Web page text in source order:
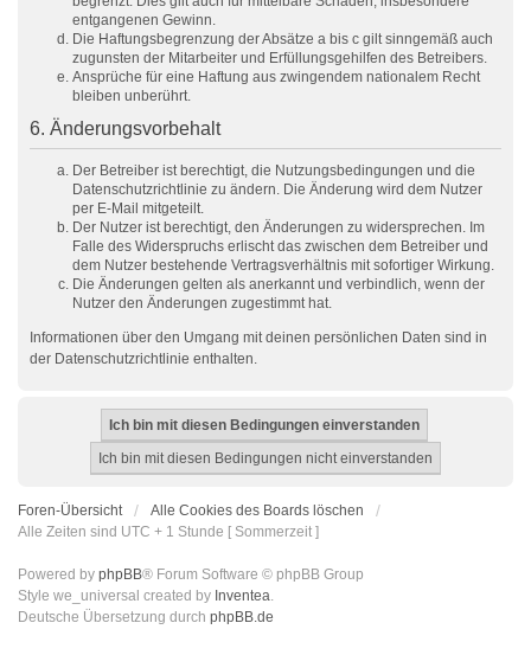
entgangenen Gewinn.
Die Haftungsbegrenzung der Absätze a bis c gilt sinngemäß auch
zugunsten der Mitarbeiter und Erfüllungsgehilfen des Betreibers.
Ansprüche für eine Haftung aus zwingendem nationalem Recht
bleiben unberührt.
6. Änderungsvorbehalt
Der Betreiber ist berechtigt, die Nutzungsbedingungen und die
Datenschutzrichtlinie zu ändern. Die Änderung wird dem Nutzer
per E-Mail mitgeteilt.
Der Nutzer ist berechtigt, den Änderungen zu widersprechen. Im
Falle des Widerspruchs erlischt das zwischen dem Betreiber und
dem Nutzer bestehende Vertragsverhältnis mit sofortiger Wirkung.
Die Änderungen gelten als anerkannt und verbindlich, wenn der
Nutzer den Änderungen zugestimmt hat.
Informationen über den Umgang mit deinen persönlichen Daten sind in
der Datenschutzrichtlinie enthalten.
Foren-Übersicht
Alle Cookies des Boards löschen
Alle Zeiten sind UTC + 1 Stunde [ Sommerzeit ]
Powered by phpBB® Forum Software © phpBB Group
Style we_universal created by Inventea.
Deutsche Übersetzung durch phpBB.de